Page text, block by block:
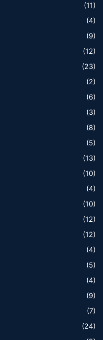
(11)
(4)
(9)
(12)
(23)
(2)
(6)
(3)
(8)
(5)
(13)
(10)
(4)
(10)
(12)
(12)
(4)
(5)
(4)
(9)
(7)
(24)